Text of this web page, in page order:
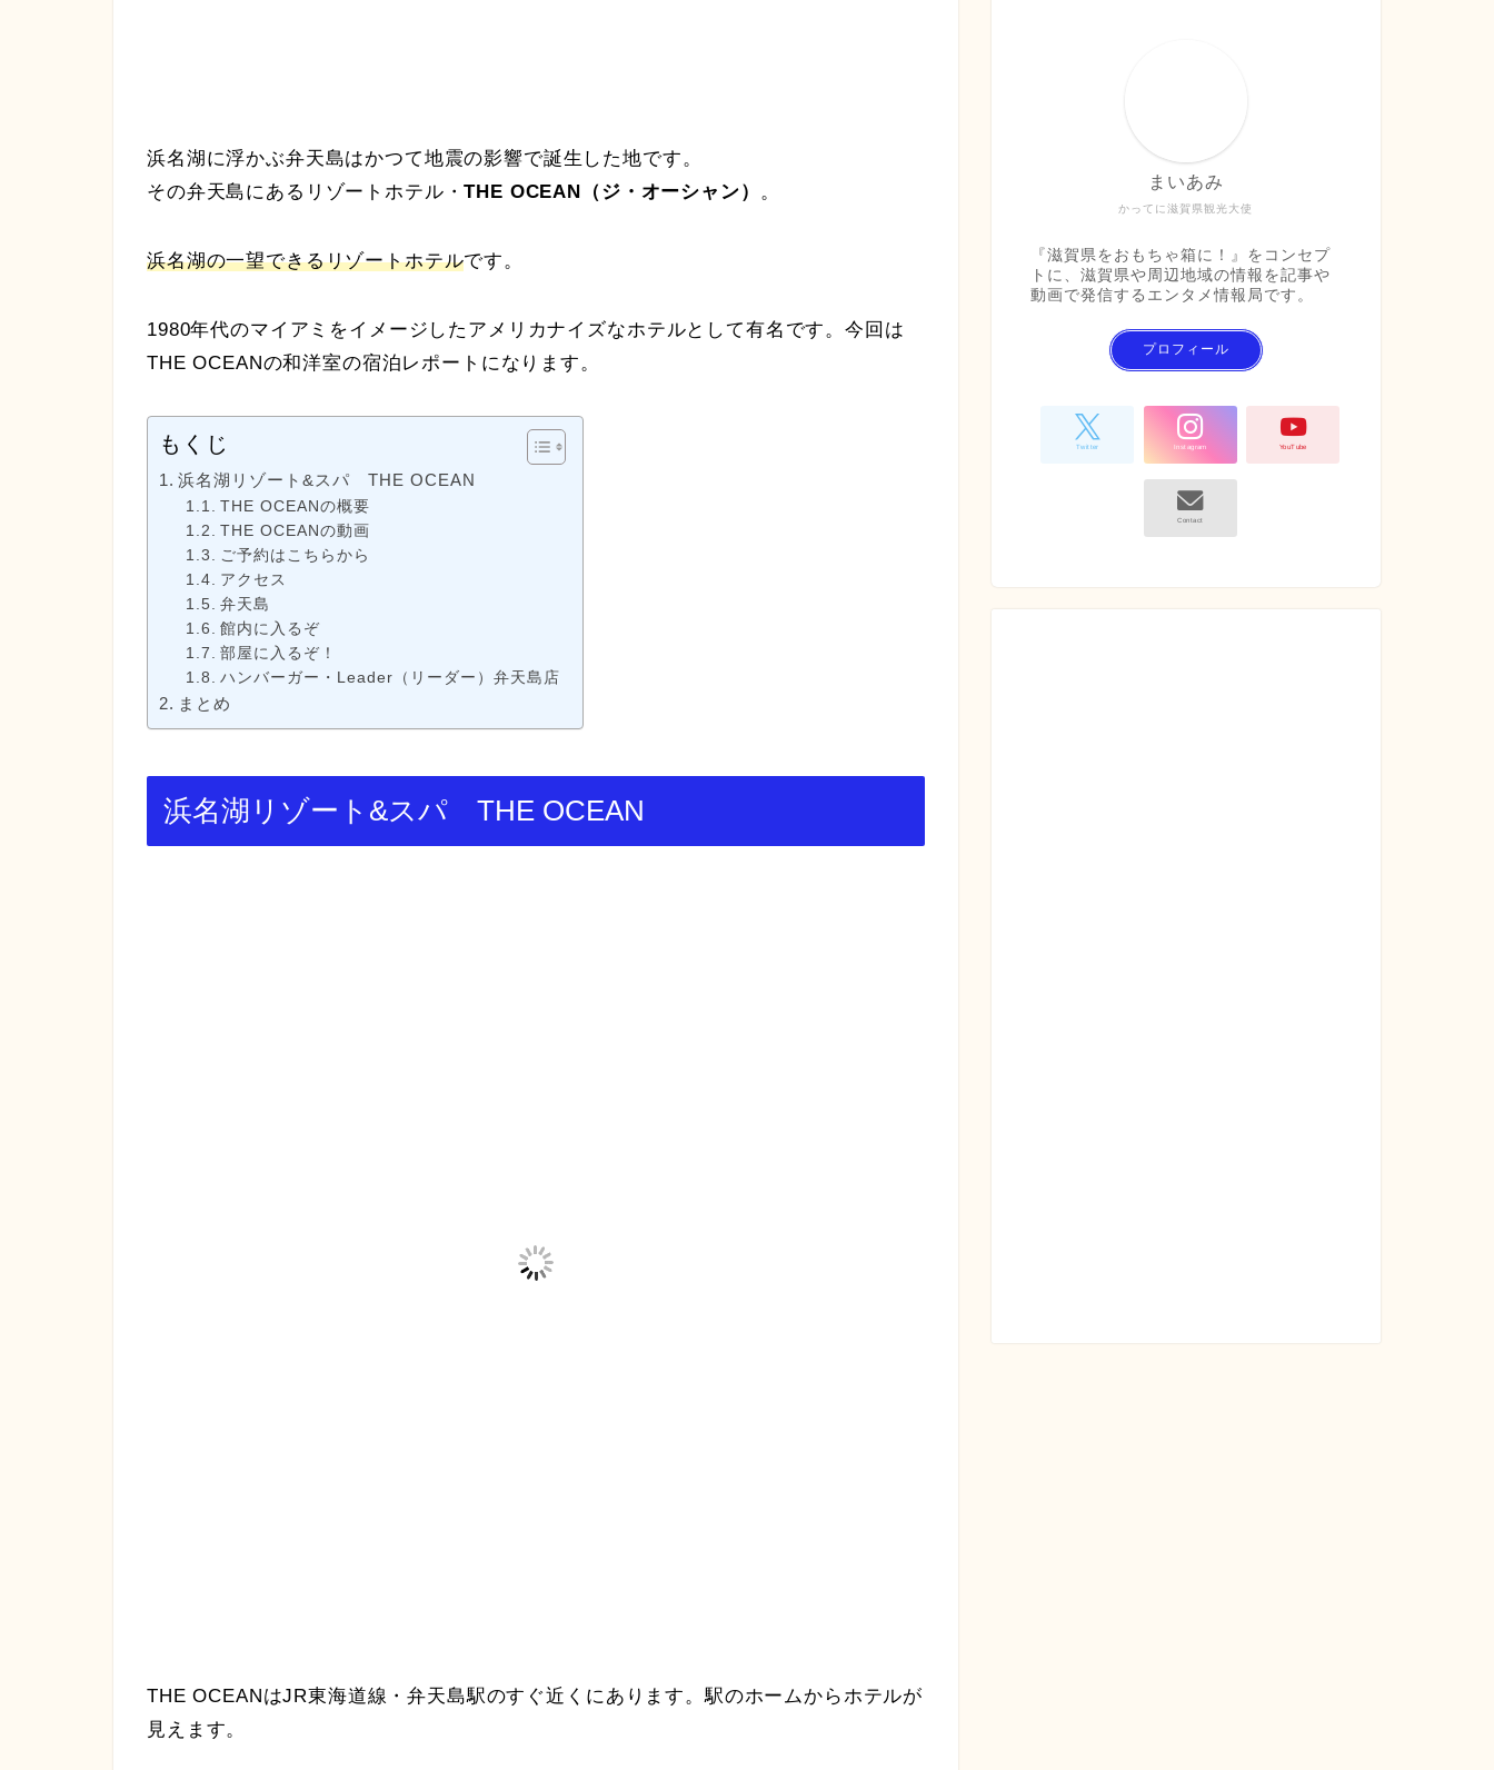
浜名湖に浮かぶ弁天島はかつて地震の影響で誕生した地です。
その弁天島にあるリゾートホテル・THE OCEAN（ジ・オーシャン） 。
浜名湖の一望できるリゾートホテルです。
1980年代のマイアミをイメージしたアメリカナイズなホテルとして有名です。今回は
THE OCEANの和洋室の宿泊レポートになります。
もくじ
浜名湖リゾート&スパ THE OCEAN
THE OCEANの概要
THE OCEANの動画
ご予約はこちらから
アクセス
弁天島
館内に入るぞ
部屋に入るぞ！
ハンバーガー・Leader（リーダー）弁天島店
まとめ
浜名湖リゾート&スパ THE OCEAN
THE OCEANはJR東海道線・弁天島駅のすぐ近くにあります。駅のホームからホテルが
見えます。
かってに滋賀県観光大使
まいあみ
『滋賀県をおもちゃ箱に！』をコンセプ
トに、滋賀県や周辺地域の情報を記事や
動画で発信するエンタメ情報局です。
プロフィール